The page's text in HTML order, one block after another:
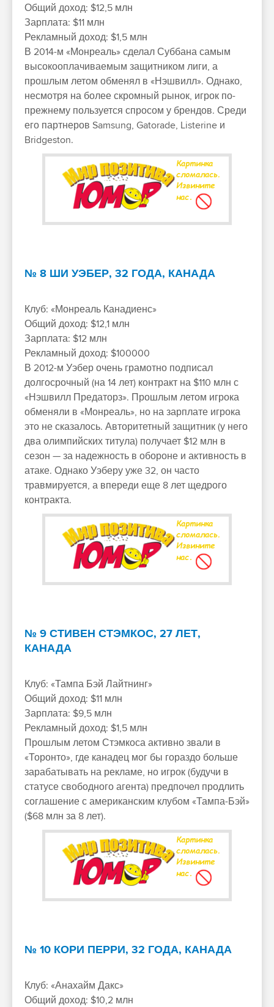
Общий доход: $12,5 млн
Зарплата: $11 млн
Рекламный доход: $1,5 млн
В 2014-м «Монреаль» сделал Суббана самым
высокооплачиваемым защитником лиги, а
прошлым летом обменял в «Нэшвилл». Однако,
несмотря на более скромный рынок, игрок по-
прежнему пользуется спросом у брендов. Среди
его партнеров Samsung, Gatorade, Listerine и
Bridgeston.
№ 8 ШИ УЭБЕР, 32 ГОДА, КАНАДА
Клуб: «Монреаль Канадиенс»
Общий доход: $12,1 млн
Зарплата: $12 млн
Рекламный доход: $100000
В 2012-м Уэбер очень грамотно подписал
долгосрочный (на 14 лет) контракт на $110 млн с
«Нэшвилл Предаторз». Прошлым летом игрока
обменяли в «Монреаль», но на зарплате игрока
это не сказалось. Авторитетный защитник (у него
два олимпийских титула) получает $12 млн в
сезон — за надежность в обороне и активность в
атаке. Однако Уэберу уже 32, он часто
травмируется, а впереди еще 8 лет щедрого
контракта.
№ 9 СТИВЕН СТЭМКОС, 27 ЛЕТ,
КАНАДА
Клуб: «Тампа Бэй Лайтнинг»
Общий доход: $11 млн
Зарплата: $9,5 млн
Рекламный доход: $1,5 млн
Прошлым летом Стэмкоса активно звали в
«Торонто», где канадец мог бы гораздо больше
зарабатывать на рекламе, но игрок (будучи в
статусе свободного агента) предпочел продлить
соглашение с американским клубом «Тампа-Бэй»
($68 млн за 8 лет).
№ 10 КОРИ ПЕРРИ, 32 ГОДА, КАНАДА
Клуб: «Анахайм Дакс»
Общий доход: $10,2 млн